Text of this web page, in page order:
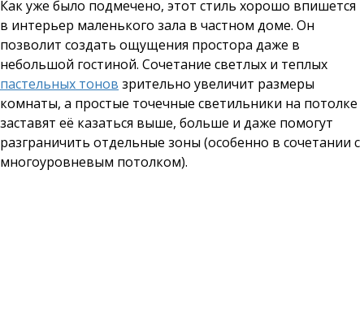
Как уже было подмечено, этот стиль хорошо впишется
в интерьер маленького зала в частном доме. Он
позволит создать ощущения простора даже в
небольшой гостиной. Сочетание светлых и теплых
пастельных тонов зрительно увеличит размеры
комнаты, а простые точечные светильники на потолке
заставят её казаться выше, больше и даже помогут
разграничить отдельные зоны (особенно в сочетании с
многоуровневым потолком).